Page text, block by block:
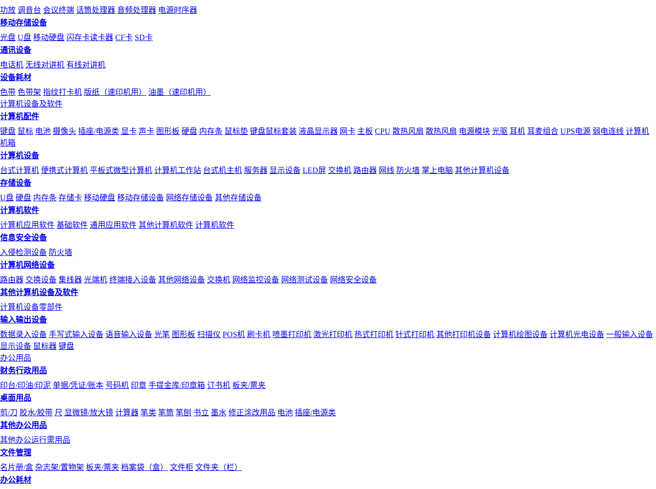
功放 调音台 会议终端 话筒处理器 音频处理器 电源时序器
移动存储设备
光盘 U盘 移动硬盘 闪存卡读卡器 CF卡 SD卡
通讯设备
电话机 无线对讲机 有线对讲机
设备耗材
色带 色带架 指纹打卡机 版纸（速印机用）
油墨（速印机用）
计算机设备及软件
计算机配件
键盘 鼠标 电池 摄像头 插座/电源类 显卡 声卡 图形板 硬盘 内存条 鼠标垫 键盘鼠标套装 液晶显示器 网卡 主板 CPU 散热风扇 散热风扇 电源模块 光驱 耳机 耳麦组合 UPS电源 弱电连线 计算机
机箱
计算机设备
台式计算机 便携式计算机 平板式微型计算机 计算机工作站 台式机主机 服务器 显示设备 LED屏 交换机 路由器 网线 防火墙 掌上电脑 其他计算机设备
存储设备
U盘 硬盘 内存条 存储卡 移动硬盘 移动存储设备 网络存储设备 其他存储设备
计算机软件
计算机应用软件 基础软件 通用应用软件 其他计算机软件 计算机软件
信息安全设备
入侵检测设备 防火墙
计算机网络设备
路由器 交换设备 集线器 光端机 终端接入设备 其他网络设备 交换机 网络监控设备 网络测试设备 网络安全设备
其他计算机设备及软件
计算机设备零部件
输入输出设备
数据录入设备 手写式输入设备 语音输入设备 光笔 图形板 扫描仪 POS机 刷卡机 喷墨打印机 激光打印机 热式打印机 针式打印机 其他打印机设备 计算机绘图设备 计算机光电设备 一般输入设备
显示设备 鼠标器 键盘
办公用品
财务行政用品
印台/印油/印泥 单据/凭证/账本 号码机 印章 手提金库/印章箱 订书机 板夹/票夹
桌面用品
剪/刀 胶水/胶带 尺 显微镜/放大镜 计算器 笔类 笔筒 笔刨 书立 墨水 修正涂改用品 电池 插座/电源类
其他办公用品
其他办公运行需用品
文件管理
名片册/盒 杂志架/置物架 板夹/票夹 档案袋（盒） 文件柜 文件夹（栏）
办公耗材